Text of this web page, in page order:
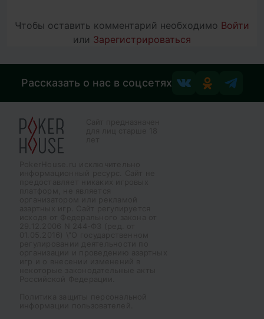
Чтобы оставить комментарий необходимо Войти
или Зарегистрироваться
Рассказать о нас в соцсетях